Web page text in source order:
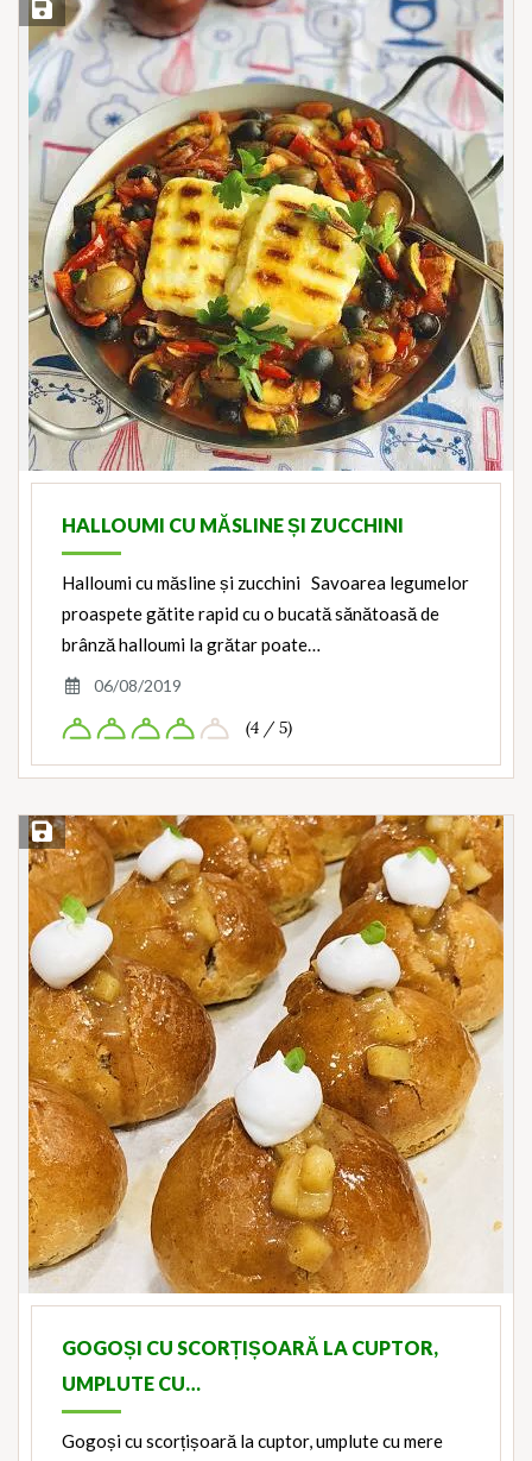
Save Recipe
HALLOUMI CU MĂSLINE ȘI ZUCCHINI
Halloumi cu măsline și zucchini Savoarea legumelor
proaspete gătite rapid cu o bucată sănătoasă de
brânză halloumi la grătar poate…
06/08/2019
(4 / 5)
Save Recipe
GOGOȘI CU SCORȚIȘOARĂ LA CUPTOR,
UMPLUTE CU…
Gogoși cu scorțișoară la cuptor, umplute cu mere